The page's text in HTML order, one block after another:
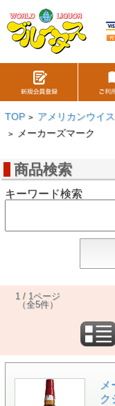
TOP > アメリカンウイ
> メーカーズマーク
商品検索
キーワード検索
1 / 1ページ
（全5件）
ク